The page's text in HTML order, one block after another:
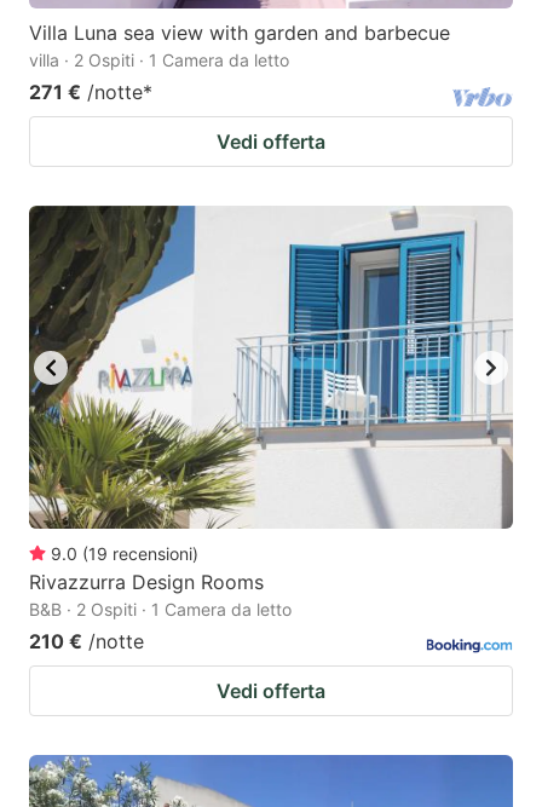
Villa Luna sea view with garden and barbecue
villa · 2 Ospiti · 1 Camera da letto
271 € /notte*
Vedi offerta
9.0 (19 recensioni)
Rivazzurra Design Rooms
B&B · 2 Ospiti · 1 Camera da letto
210 € /notte
Vedi offerta